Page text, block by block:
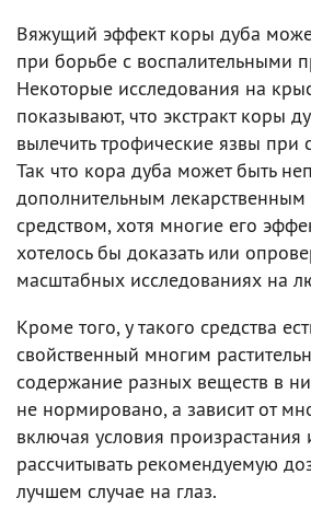
Вяжущий эффект коры дуба
при борьбе с воспалительными
Некоторые исследования на
показывают, что экстракт коры
вылечить трофические язвы при
Так что кора дуба может быть
дополнительным
средством, хотя многие его
хотелось бы доказать или
масштабных исследованиях на
Кроме того, у такого средства
свойственный многим
содержание разных веществ в
не нормировано, а зависит от
включая условия произрастания
рассчитывать рекомендуемую
лучшем случае на глаз.